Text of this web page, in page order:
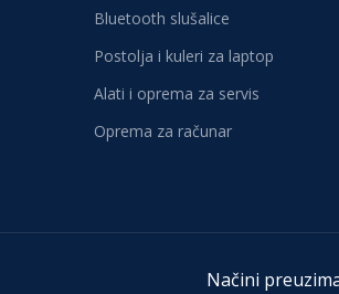
Bluetooth slušalice
Postolja i kuleri za laptop
Alati i oprema za servis
Oprema za računar
Načini